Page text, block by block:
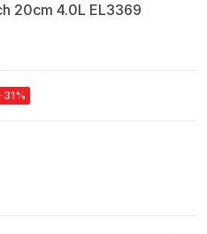
20cm 4.0L EL3369
-31%